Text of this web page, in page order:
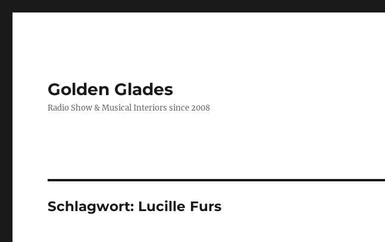
Golden Glades
Radio Show & Musical Interiors since 2008
Schlagwort: Lucille Furs